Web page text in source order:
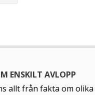
ENSKILT AVLOPP
allt från fakta om